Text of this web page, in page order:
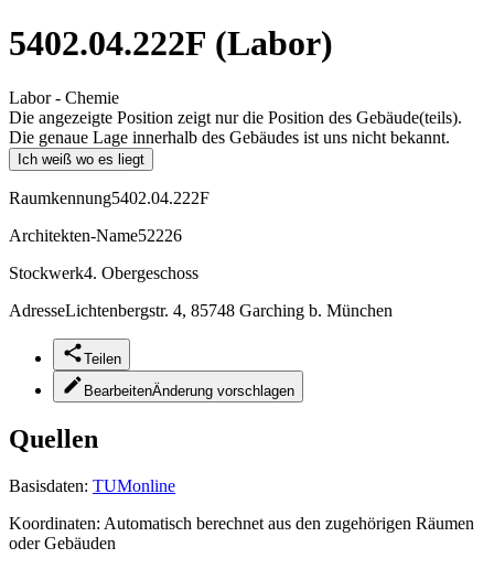
5402.04.222F (Labor)
Labor - Chemie
Die angezeigte Position zeigt nur die Position des Gebäude(teils).
Die genaue Lage innerhalb des Gebäudes ist uns nicht bekannt.
Ich weiß wo es liegt
Raumkennung5402.04.222F
Architekten-Name52226
Stockwerk4. Obergeschoss
AdresseLichtenbergstr. 4, 85748 Garching b. München
Teilen
BearbeitenÄnderung vorschlagen
Quellen
Basisdaten: TUMonline
Koordinaten: Automatisch berechnet aus den zugehörigen Räumen
oder Gebäuden